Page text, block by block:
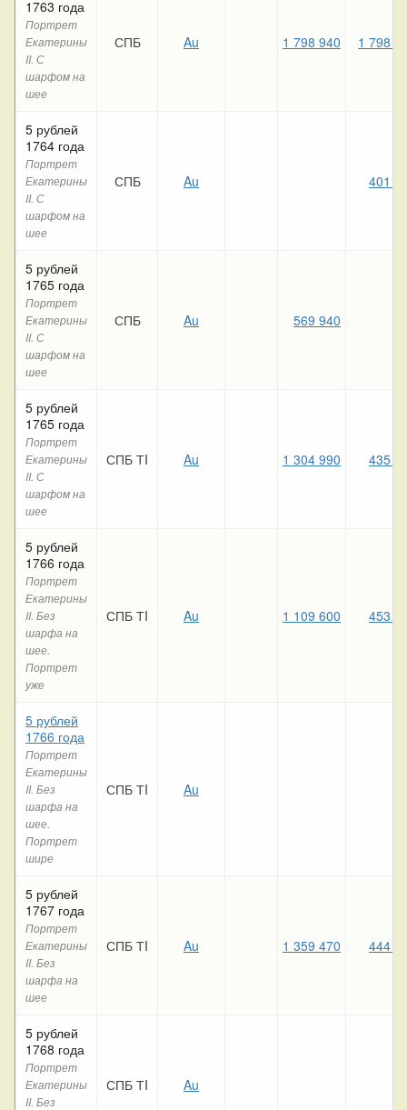
1763 года
Портрет
Екатерины
II. С
шарфом на
шее
СПБ Au 1 798 940 1 798
5 рублей
1764 года
Портрет
Екатерины
II. С
шарфом на
шее
СПБ Au 401
5 рублей
1765 года
Портрет
Екатерины
II. С
шарфом на
шее
СПБ Au 569 940
5 рублей
1765 года
Портрет
Екатерины
II. С
шарфом на
шее
СПБ ТI Au 1 304 990 435
5 рублей
1766 года
Портрет
Екатерины
II. Без
шарфа на
шее.
Портрет
уже
СПБ ТI Au 1 109 600 453
5 рублей
1766 года
Портрет
Екатерины
II. Без
шарфа на
шее.
Портрет
шире
СПБ ТI Au
5 рублей
1767 года
Портрет
Екатерины
II. Без
шарфа на
шее
СПБ ТI Au 1 359 470 444
5 рублей
1768 года
Портрет
Екатерины
II. Без
СПБ ТI Au